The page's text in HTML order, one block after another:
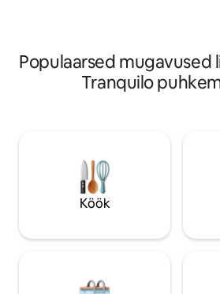
Populaarsed mugavused
Tranquilo
Köök